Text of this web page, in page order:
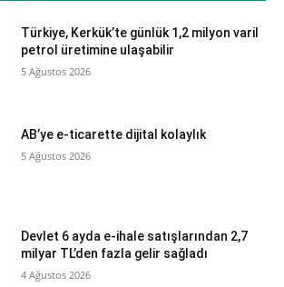
Türkiye, Kerkük’te günlük 1,2 milyon varil
petrol üretimine ulaşabilir
5 Ağustos 2026
AB’ye e-ticarette dijital kolaylık
5 Ağustos 2026
Devlet 6 ayda e-ihale satışlarından 2,7
milyar TL’den fazla gelir sağladı
4 Ağustos 2026